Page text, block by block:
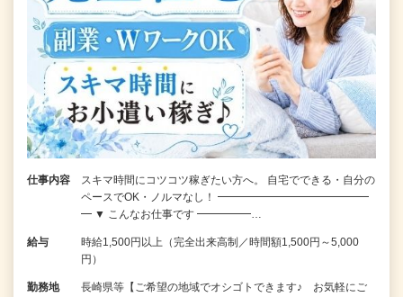
仕事内容
スキマ時間にコツコツ稼ぎたい方へ。 自宅でできる・自分の
ペースでOK・ノルマなし！ ━━━━━━━━━━━━━━
━ ▼ こんなお仕事です ━━━━━…
給与
時給1,500円以上（完全出来高制／時間額1,500円～5,000
円）
勤務地
長崎県等【ご希望の地域でオシゴトできます♪ お気軽にご